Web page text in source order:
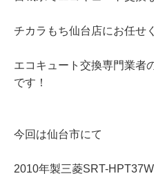
チカラもち仙台店にお任せ
エコキュート交換専門業者
です！
今回は仙台市にて
2010年製三菱SRT-